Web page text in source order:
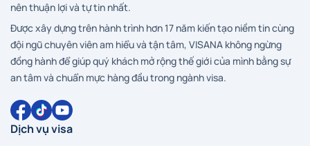
nên thuận lợi và tự tin nhất.
Được xây dựng trên hành trình hơn 17 năm kiến tạo niềm tin cùng
đội ngũ chuyên viên am hiểu và tận tâm, VISANA không ngừng
đồng hành để giúp quý khách mở rộng thế giới của mình bằng sự
an tâm và chuẩn mực hàng đầu trong ngành visa.
Dịch vụ visa